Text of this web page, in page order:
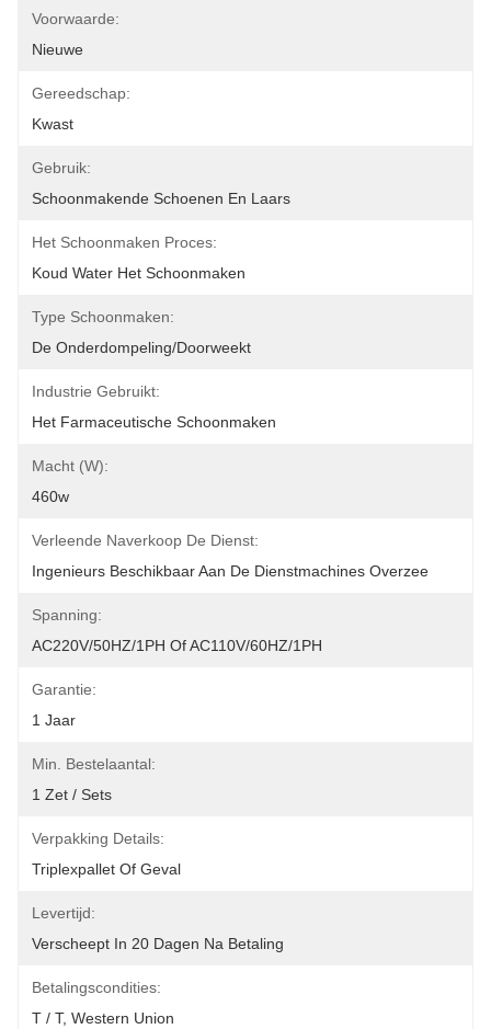
Voorwaarde:
Nieuwe
Gereedschap:
Kwast
Gebruik:
Schoonmakende Schoenen En Laars
Het Schoonmaken Proces:
Koud Water Het Schoonmaken
Type Schoonmaken:
De Onderdompeling/doorweekt
Industrie Gebruikt:
Het Farmaceutische Schoonmaken
Macht (W):
460w
Verleende Naverkoop De Dienst:
Ingenieurs Beschikbaar Aan De Dienstmachines Overzee
Spanning:
AC220V/50HZ/1PH Of AC110V/60HZ/1PH
Garantie:
1 Jaar
Min. Bestelaantal:
1 Zet / Sets
Verpakking Details:
Triplexpallet Of Geval
Levertijd:
Verscheept In 20 Dagen Na Betaling
Betalingscondities:
T / T, Western Union